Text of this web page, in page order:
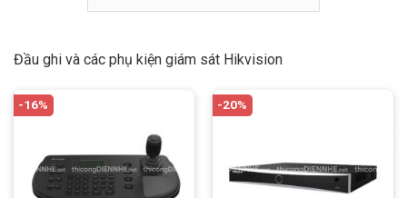
Đầu ghi và các phụ kiện giám sát Hikvision
-16% -20%